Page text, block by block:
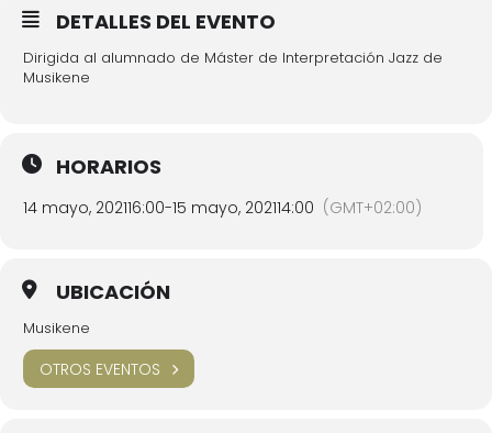
DETALLES DEL EVENTO
Dirigida al alumnado de Máster de Interpretación Jazz de
Musikene
HORARIOS
14 mayo, 202116:00-15 mayo, 202114:00 (GMT+02:00)
UBICACIÓN
Musikene
OTROS EVENTOS